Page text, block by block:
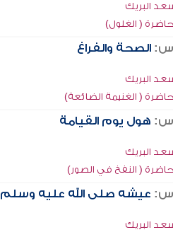
البريك
( الغلول)
الصحة والفراغ
البريك
( الغنيمة الضائعة)
هول يوم القيامة
البريك
( النفخ في الصور)
عيشه صلى الله عليه وسلم
البريك